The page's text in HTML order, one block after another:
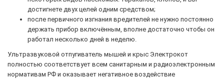
достигнете двух целей одним средством;
после первичного изгнания вредителей не нужно постоянно
держать прибор включённым, вполне достаточно чтобы он
работал несколько дней в неделю.
Ультразвуковой отпугиватель мышей и крыс Электрокот
полностью соответствует всем санитарным и радиоэлектронным
нормативам РФ и оказывает негативное воздействие